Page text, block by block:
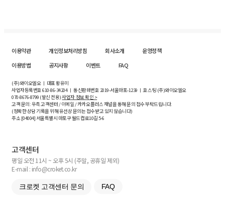
이용약관 개인정보처리방침 회사소개
운영정책
이용방법
공지사항 이벤트 FAQ
(주)와이오엘오 ㅣ 대표 황유미
사업자등록번호610-86-34204ㅣ 통신판매번호 2019-서울마포-1239 ㅣ 호스팅 (주)와이오엘오
070-8676-8799 (발신 전용)사업자 정보 확인 >
고객 문의: 우측 고객센터 / 이메일 / 카카오플러스 채널을 통해 문의 접수 부탁드립니다.
(정확한 상담 기록을 위해 유선상 문의는 접수받고 있지 않습니다)
주소 [04004] 서울특별시 마포구 월드컵로10길5-6
고객센터
평일 오전 11시 ~ 오후 5시 (주말, 공휴일 제외)
E-mail : info@croket.co.kr
크로켓 고객센터 문의 FAQ